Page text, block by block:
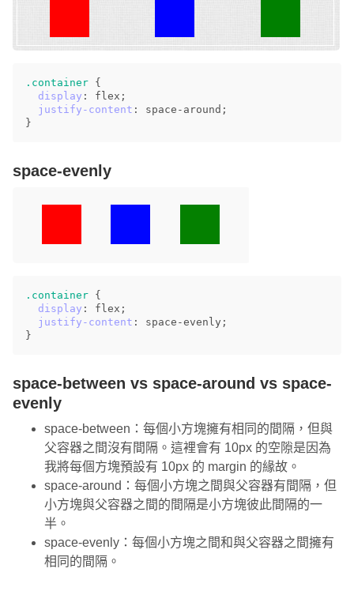
.container {
display : flex ;
justify-content : space-around ;
}
space-evenly
.container {
display : flex ;
justify-content : space-evenly ;
}
space-between vs space-around vs space-
evenly
space-between：每個小方塊擁有相同的間隔，但與
父容器之間沒有間隔。這裡會有 10px 的空隙是因為
我將每個方塊預設有 10px 的 margin 的緣故。
space-around：每個小方塊之間與父容器有間隔，但
小方塊與父容器之間的間隔是小方塊彼此間隔的一
半。
space-evenly：每個小方塊之間和與父容器之間擁有
相同的間隔。